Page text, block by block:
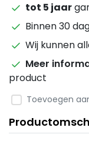
tot 5 jaar
Binnen 30
Wij kunnen
Meer
product
Toevoegen